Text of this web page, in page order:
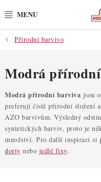
na
POTŘEBY
POMŮCKY
SUROVINY
DEKORACE
PRO OSLAVY
Přírodní barvivo
Modrá
Modrá přírodní barviva jsou
preferují čistě přírodní složení
AZO barvivům. Výsledný
syntetických barviv, proto je
množství. Pro další inspiraci si
dorty nebo jedlé fixy.